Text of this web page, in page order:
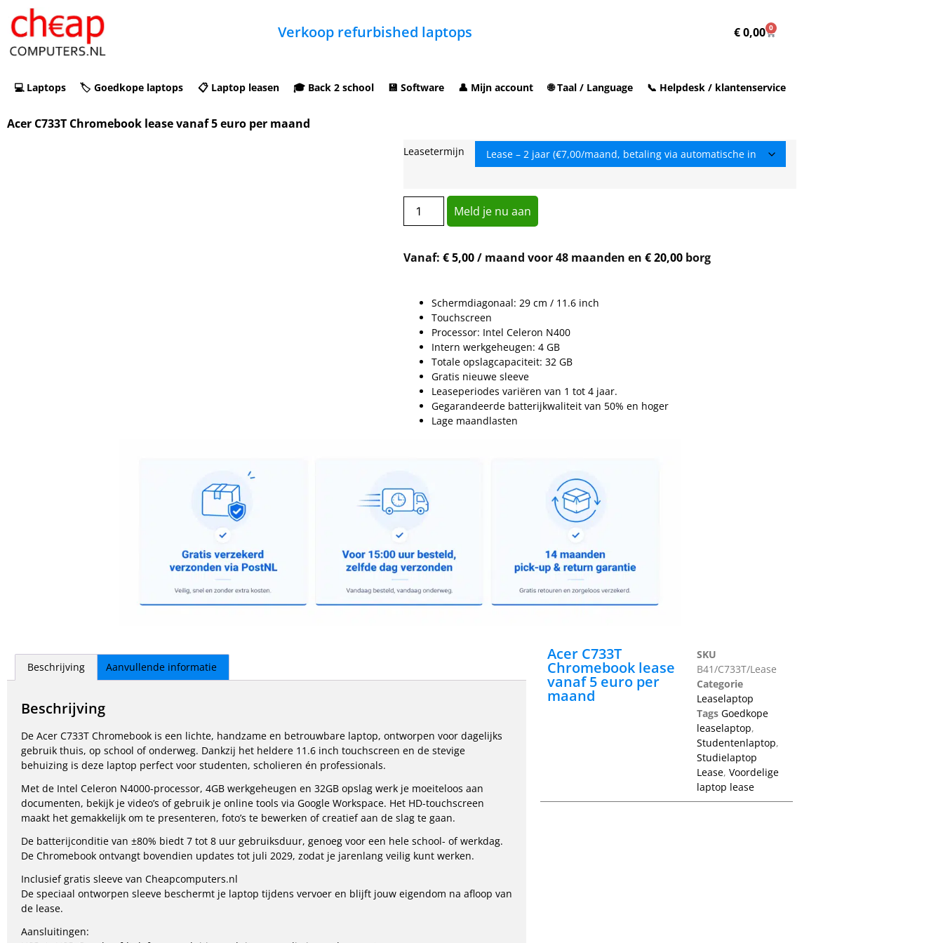
Verkoop refurbished laptops €0,00 0
💻 Laptops 🏷️ Goedkope laptops 📋 Laptop leasen 🎓 Back 2 school 💾 Software 👤 Mijn account 🌐 Taal / Language 📞 Helpdesk / klantenservice
Acer C733T Chromebook lease vanaf 5 euro per maand
Leasetermijn
Meld je nu aan
Vanaf: €5,00/ maand voor 48 maanden en €20,00 borg
Schermdiagonaal: 29 cm / 11.6 inch
Touchscreen
Processor: Intel Celeron N400
Intern werkgeheugen: 4 GB
Totale opslagcapaciteit: 32 GB
Gratis nieuwe sleeve
Leaseperiodes variëren van 1 tot 4 jaar.
Gegarandeerde batterijkwaliteit van 50% en hoger
Lage maandlasten
Beschrijving Aanvullende informatie
Beschrijving
De Acer C733T Chromebook is een lichte, handzame en betrouwbare laptop, ontworpen voor dagelijks
gebruik thuis, op school of onderweg. Dankzij het heldere 11.6 inch touchscreen en de stevige
behuizing is deze laptop perfect voor studenten, scholieren én professionals.
Met de Intel Celeron N4000-processor, 4GB werkgeheugen en 32GB opslag werk je moeiteloos aan
documenten, bekijk je video’s of gebruik je online tools via Google Workspace. Het HD-touchscreen
maakt het gemakkelijk om te presenteren, foto’s te bewerken of creatief aan de slag te gaan.
De batterijconditie van ±80% biedt 7 tot 8 uur gebruiksduur, genoeg voor een hele school- of werkdag.
De Chromebook ontvangt bovendien updates tot juli 2029, zodat je jarenlang veilig kunt werken.
Inclusief gratis sleeve van Cheapcomputers.nl
De speciaal ontworpen sleeve beschermt je laptop tijdens vervoer en blijft jouw eigendom na afloop van
de lease.
Aansluitingen:
Acer C733T
Chromebook lease
vanaf 5 euro per
maand
SKU
B41/C733T/Lease
Categorie
Leaselaptop
Tags Goedkope
leaselaptop,
Studentenlaptop,
Studielaptop
Lease,Voordelige
laptop lease